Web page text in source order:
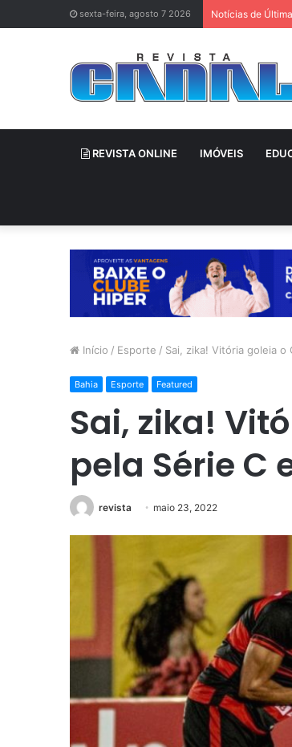
sexta-feira, agosto 7 2026 Notícias de
REVISTA ONLINE IMÓVEIS
Início / Esporte / Sai, zika! Vitória goleia o
Bahia Esporte Featured
Sai, zika!
pela Série C
revista maio 23, 2022